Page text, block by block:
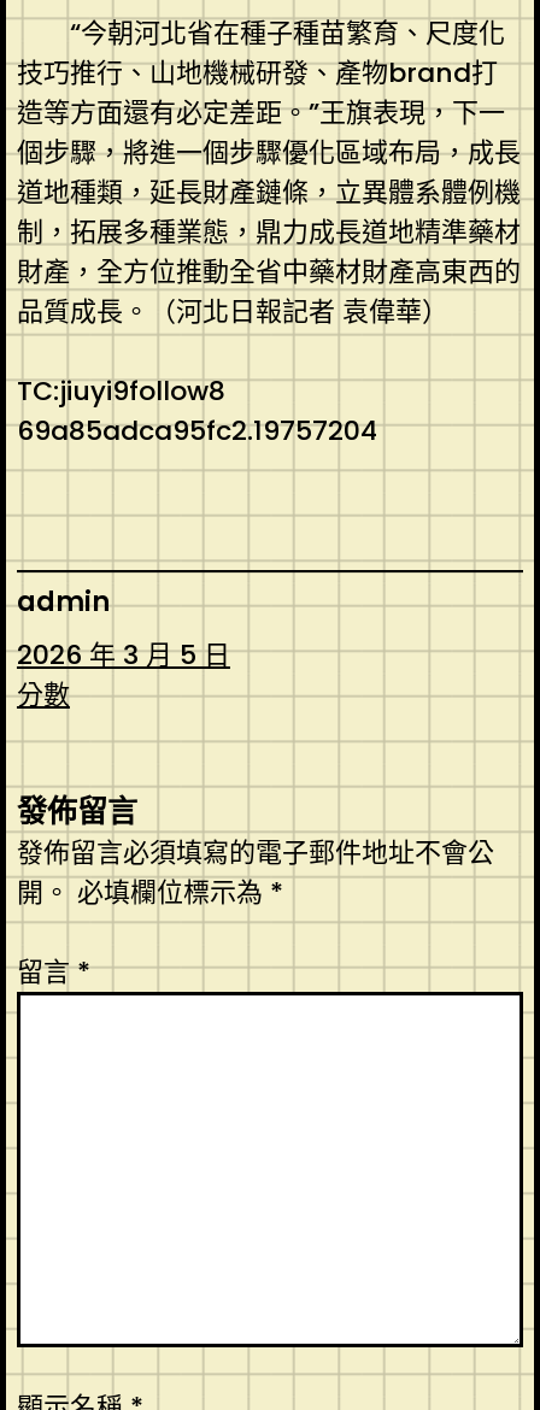
“今朝河北省在種子種苗繁育、尺度化
技巧推行、山地機械研發、產物brand打
造等方面還有必定差距。”王旗表現，下一
個步驟，將進一個步驟優化區域布局，成長
道地種類，延長財產鏈條，立異體系體例機
制，拓展多種業態，鼎力成長道地精準藥材
財產，全方位推動全省中藥材財產高東西的
品質成長。（河北日報記者 袁偉華）
TC:jiuyi9follow8
69a85adca95fc2.19757204
admin
2026 年 3 月 5 日
分數
發佈留言
發佈留言必須填寫的電子郵件地址不會公
開。 必填欄位標示為 *
留言*